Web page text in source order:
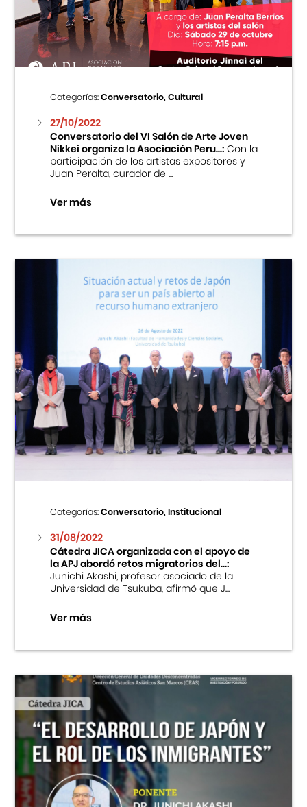
Centro Cultural Peruano Japonés
Cursos
Museo de la Inmigración Japonesa
Fondo Editorial
Teatro Peruano Japonés
Categorías:Conversatorio, Cultural
27/10/2022
Conversatorio del VI Salón de Arte Joven
Nikkei organiza la Asociación Peru...:Con la
participación de los artistas expositores y
Juan Peralta, curador de ...
Ver más
Categorías:Conversatorio, Institucional
31/08/2022
Cátedra JICA organizada con el apoyo de
la APJ abordó retos migratorios del...:
Junichi Akashi, profesor asociado de la
Universidad de Tsukuba, afirmó que J...
Ver más